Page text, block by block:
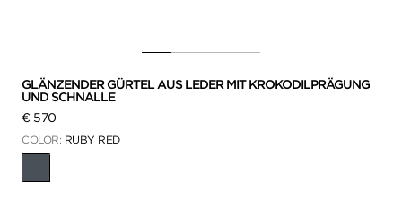
GLÄNZENDER GÜRTEL AUS LEDER MIT KROKODILPRÄGUNG
UND SCHNALLE
€ 570
COLOR: RUBY RED